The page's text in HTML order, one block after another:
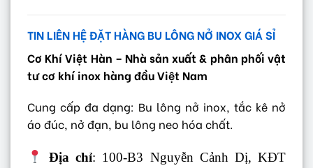
TIN LIÊN HỆ ĐẶT HÀNG BU LÔNG NỞ INOX GIÁ SỈ
Cơ Khí Việt Hàn – Nhà sản xuất & phân phối vật
tư cơ khí inox hàng đầu Việt Nam
Cung cấp đa dạng: Bu lông nở inox, tắc kê nở
áo đúc, nở đạn, bu lông neo hóa chất.
Địa chỉ: 100-B3 Nguyễn Cảnh Dị, KĐT